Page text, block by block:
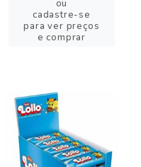
ou
cadastre-se
para ver preços
e comprar